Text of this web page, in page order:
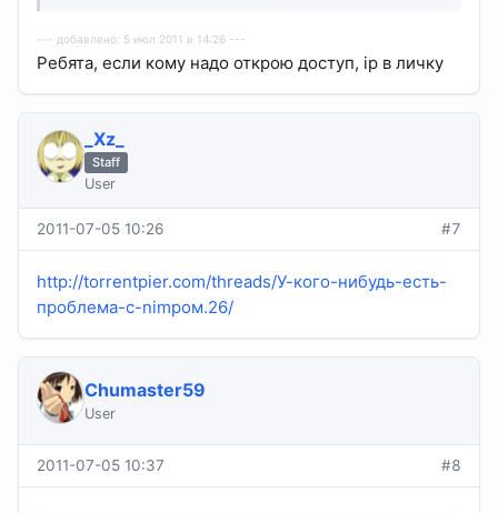
--- добавлено: 5 июл 2011 в 14:26 ---
Ребята, если кому надо открою доступ, ip в личку
_Xz_
Staff
User
2011-07-05 10:26 #7
http://torrentpier.com/threads/У-кого-нибудь-есть-
проблема-с-nimpом.26/
Chumaster59
User
2011-07-05 10:37 #8